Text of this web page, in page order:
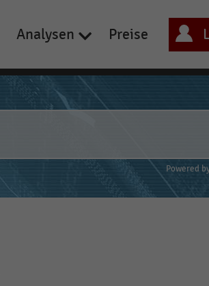
Analysen Preise
Powered